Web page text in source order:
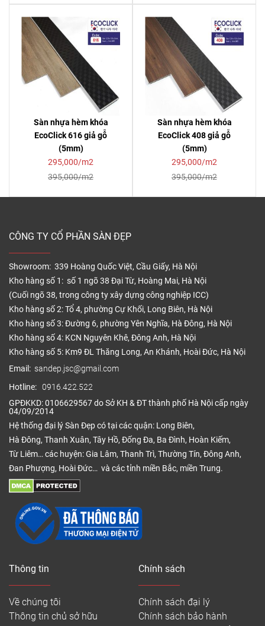
Sàn nhựa hèm khóa
EcoClick 616 giả gỗ
(5mm)
295,000/m2
395,000/m2
Sàn nhựa hèm khóa
EcoClick 408 giả gỗ
(5mm)
295,000/m2
395,000/m2
CÔNG TY CỔ PHẦN SÀN ĐẸP
Showroom: 339 Hoàng Quốc Việt, Cầu Giấy, Hà Nội
Kho hàng số 1: số 1 ngõ 38 Đại Từ, Hoàng Mai, Hà Nội
(Cuối ngõ 38, trong công ty xây dựng công nghiệp ICC)
Kho hàng số 2: Tổ 4, phường Cự Khối, Long Biên, Hà Nội
Kho hàng số 3: Đường 6, phường Yên Nghĩa, Hà Đông, Hà Nội
Kho hàng số 4: KCN Nguyên Khê, Đông Anh, Hà Nội
Kho hàng số 5: Km9 ĐL Thăng Long, An Khánh, Hoài Đức, Hà Nội
Email: sandep.jsc@gmail.com
Hotline: 0916.422.522
GPĐKKD: 0106629567 do Sở KH & ĐT thành phố Hà Nội cấp ngày
04/09/2014
Hệ thống đại lý Sàn Đẹp có tại các quận: Long Biên,
Hà Đông, Thanh Xuân, Tây Hồ, Đống Đa, Ba Đình, Hoàn Kiếm,
Từ Liêm… các huyện: Gia Lâm, Thanh Trì, Thường Tín, Đông Anh,
Đan Phượng, Hoài Đức… và các tỉnh miền Bắc, miền Trung.
Thông tin
Về chúng tôi
Thông tin chủ sở hữu
Chính sách
Chính sách đại lý
Chính sách bảo hành